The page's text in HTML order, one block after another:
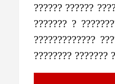
?????? ??????
??????? ?
?????????????
???????? ???????